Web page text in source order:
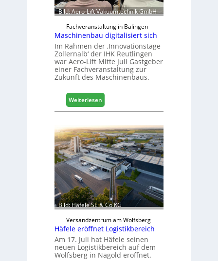
Bild: Aero-Lift Vakuumtechnik GmbH
Fachveranstaltung in Balingen
Maschinenbau digitalisiert sich
Im Rahmen der ‚Innovationstage
Zollernalb‘ der IHK Reutlingen
war Aero-Lift Mitte Juli Gastgeber
einer Fachveranstaltung zur
Zukunft des Maschinenbaus.
Weiterlesen:
M
s
c
h
i
n
e
n
b
a
u
d
i
g
i
t
Bild: Häfele SE & Co KG
Versandzentrum am Wolfsberg
Häfele eröffnet Logistikbereich
Am 17. Juli hat Häfele seinen
neuen Logistikbereich auf dem
Wolfsberg in Nagold eröffnet.